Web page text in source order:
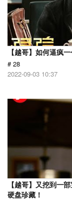
【越哥】如何逼疯
# 28
2022-09-03 10:37
【越哥】又挖到一
硬盘珍藏！